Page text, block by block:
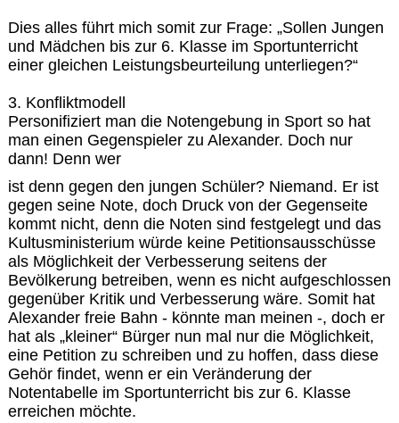
Dies alles führt mich somit zur Frage: „Sollen Jungen
und Mädchen bis zur 6. Klasse im Sportunterricht
einer gleichen Leistungsbeurteilung unterliegen?“
3. Konfliktmodell
Personifiziert man die Notengebung in Sport so hat
man einen Gegenspieler zu Alexander. Doch nur
dann! Denn wer
ist denn gegen den jungen Schüler? Niemand. Er ist
gegen seine Note, doch Druck von der Gegenseite
kommt nicht, denn die Noten sind festgelegt und das
Kultusministerium würde keine Petitionsausschüsse
als Möglichkeit der Verbesserung seitens der
Bevölkerung betreiben, wenn es nicht aufgeschlossen
gegenüber Kritik und Verbesserung wäre. Somit hat
Alexander freie Bahn - könnte man meinen -, doch er
hat als „kleiner“ Bürger nun mal nur die Möglichkeit,
eine Petition zu schreiben und zu hoffen, dass diese
Gehör findet, wenn er ein Veränderung der
Notentabelle im Sportunterricht bis zur 6. Klasse
erreichen möchte.